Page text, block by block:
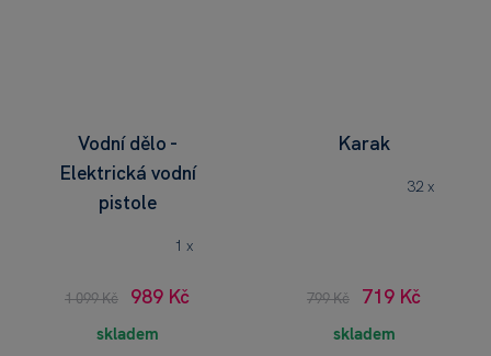
Vodní dělo -
Elektrická vodní
pistole
1 x
1 099 Kč 989 Kč
skladem
Karak
32 x
799 Kč 719 Kč
skladem